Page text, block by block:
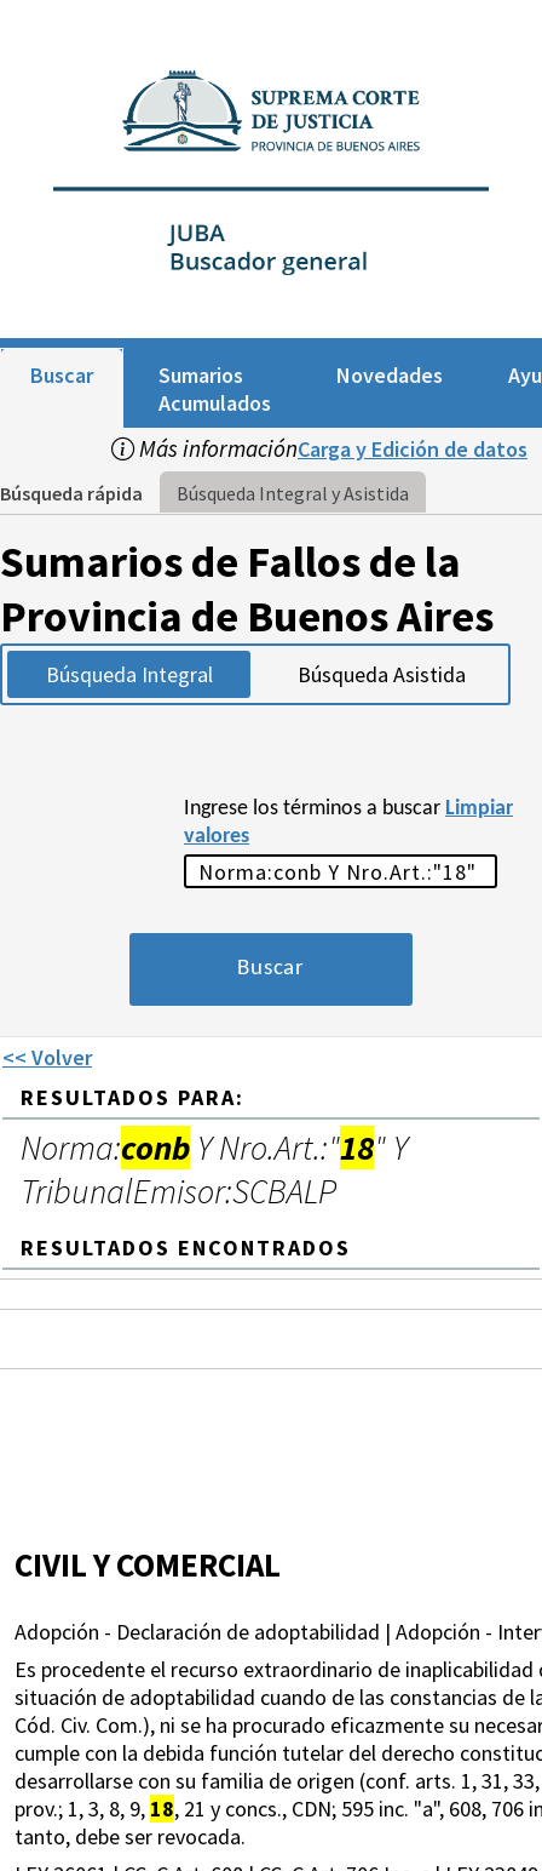
Buscar
Sumarios
Acumulados
Novedades
Más informaciónCarga y Edición de datos
Búsqueda rápida Búsqueda Integral y Asistida
Sumarios de Fallos de la
Provincia de Buenos Aires
Búsqueda Integral Búsqueda Asistida
Ingrese los términos a buscar Limpiar
valores
<< Volver
RESULTADOS PARA:
Norma:conb Y Nro.Art.:"18" Y
TribunalEmisor:SCBALP
RESULTADOS ENCONTRADOS
CIVIL Y COMERCIAL
Adopción - Declaración de adoptabilidad | Adopción -
Es procedente el recurso extraordinario de
situación de adoptabilidad cuando de las constancias de
Cód. Civ. Com.), ni se ha procurado eficazmente su
cumple con la debida función tutelar del derecho
desarrollarse con su familia de origen (conf. arts. 1, 31,
prov.; 1, 3, 8, 9, 18, 21 y concs., CDN; 595 inc. "a", 608, 706
tanto, debe ser revocada.